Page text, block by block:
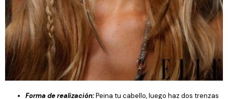
Forma de realización:Peina tu cabello, luego haz dos trenzas